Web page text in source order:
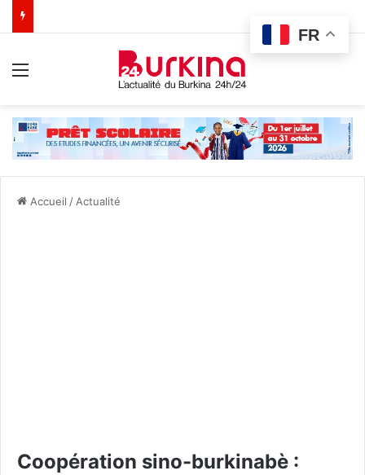
Accueil / Actualité
Coopération sino-burkinabè :
FR